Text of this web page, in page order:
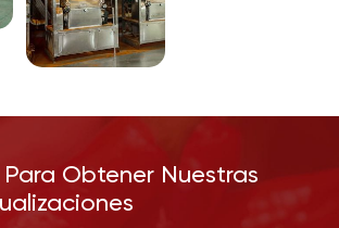
Obtener Nuestras